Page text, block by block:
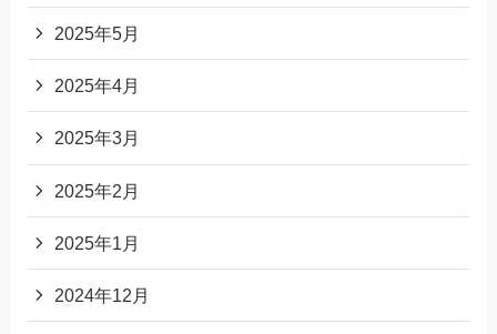
2025年5月
2025年4月
2025年3月
2025年2月
2025年1月
2024年12月